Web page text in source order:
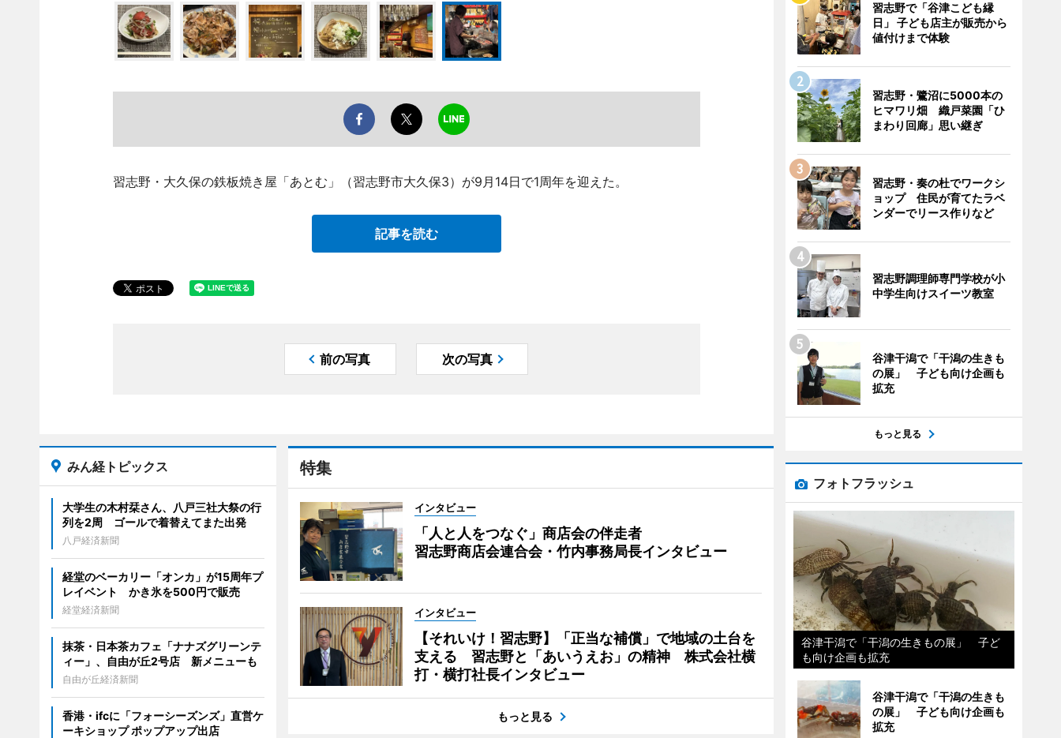
習志野・大久保の鉄板焼き屋「あとむ」（習志野市大久保3）が9月14日で1周年を迎えた。
記事を読む
前の写真 次の写真
特集
インタビュー
「人と人をつなぐ」商店会の伴走者
習志野商店会連合会・竹内事務局長インタビュー
インタビュー
【それいけ！習志野】「正当な補償」で地域の土台を
支える 習志野と「あいうえお」の精神 株式会社横
打・横打社長インタビュー
もっと見る
みん経トピックス
大学生の木村栞さん、八戸三社大祭の行
列を2周 ゴールで着替えてまた出発
八戸経済新聞
経堂のベーカリー「オンカ」が15周年プ
レイベント かき氷を500円で販売
経堂経済新聞
抹茶・日本茶カフェ「ナナズグリーンテ
ィー」、自由が丘2号店 新メニューも
自由が丘経済新聞
香港・ifcに「フォーシーズンズ」直営ケ
ーキショップ ポップアップ出店
習志野で「谷津こども縁
日」 子ども店主が販売から
値付けまで体験
習志野・鷺沼に5000本の
ヒマワリ畑 織戸菜園「ひ
まわり回廊」思い継ぎ
習志野・奏の杜でワークシ
ョップ 住民が育てたラベ
ンダーでリース作りなど
習志野調理師専門学校が小
中学生向けスイーツ教室
谷津干潟で「干潟の生きも
の展」 子ども向け企画も
拡充
もっと見る
フォトフラッシュ
谷津干潟で「干潟の生きもの展」 子ど
も向け企画も拡充
谷津干潟で「干潟の生きも
の展」 子ども向け企画も
拡充